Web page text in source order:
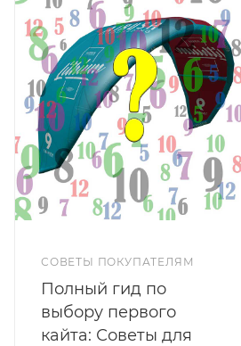
СОВЕТЫ ПОКУПАТЕЛЯМ
Полный гид по
выбору первого
кайта: Советы для